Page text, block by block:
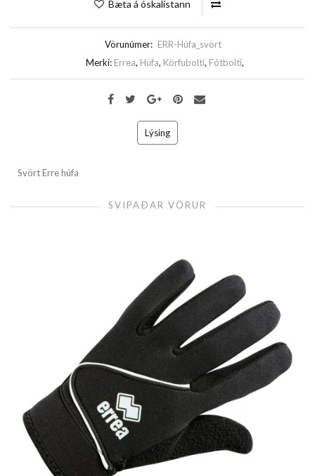
Bæta á óskalistann
Vörunúmer: ERR-Húfa_svört
Merki: Errea, Húfa, Körfubolti, Fótbolti,
Lýsing
Svört Erre húfa
SVIPAÐAR VÖRUR